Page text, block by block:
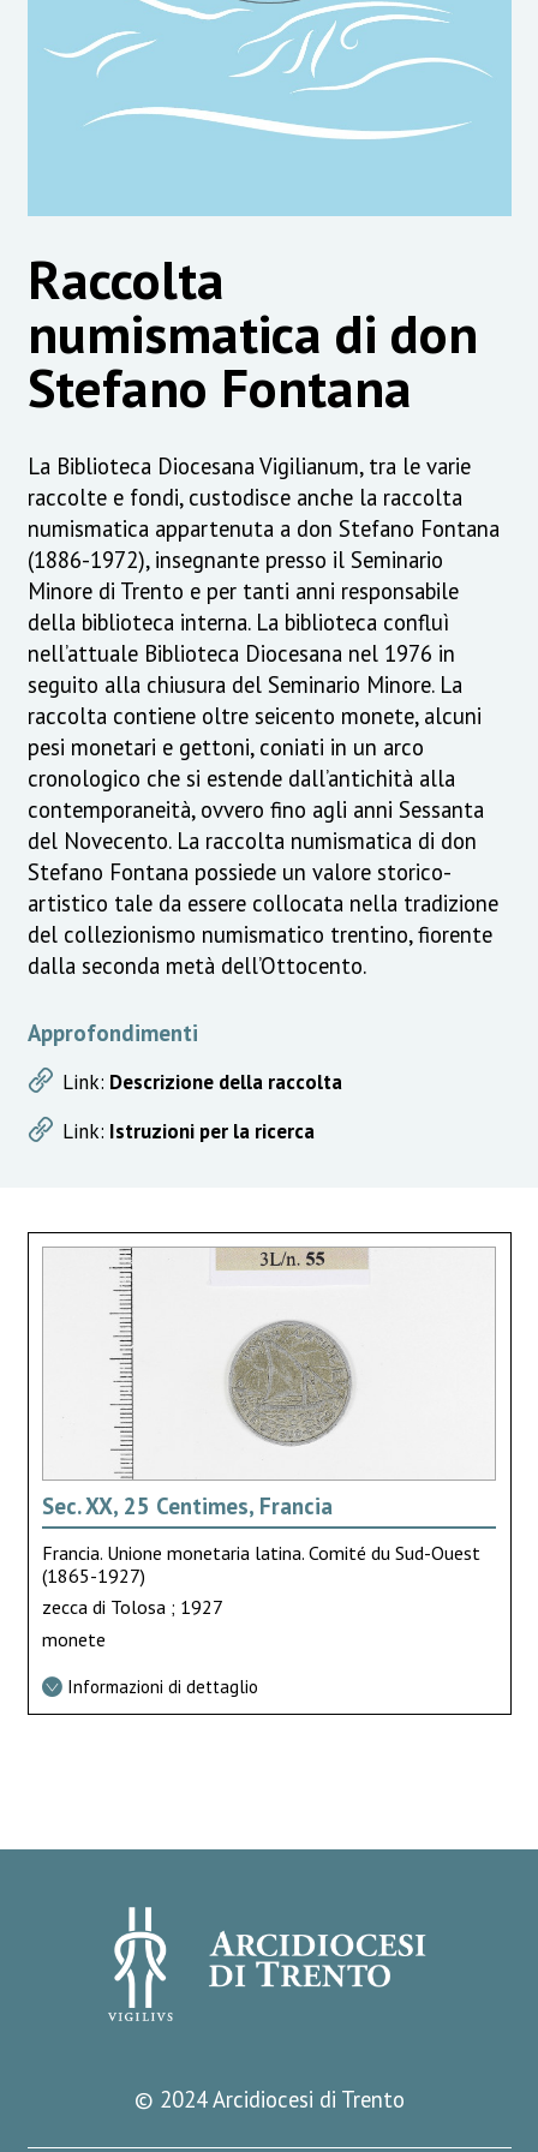
Raccolta
numismatica di don
Stefano Fontana
La Biblioteca Diocesana Vigilianum, tra le varie
raccolte e fondi, custodisce anche la raccolta
numismatica appartenuta a don Stefano Fontana
(1886-1972), insegnante presso il Seminario
Minore di Trento e per tanti anni responsabile
della biblioteca interna. La biblioteca confluì
nell’attuale Biblioteca Diocesana nel 1976 in
seguito alla chiusura del Seminario Minore. La
raccolta contiene oltre seicento monete, alcuni
pesi monetari e gettoni, coniati in un arco
cronologico che si estende dall’antichità alla
contemporaneità, ovvero fino agli anni Sessanta
del Novecento. La raccolta numismatica di don
Stefano Fontana possiede un valore storico-
artistico tale da essere collocata nella tradizione
del collezionismo numismatico trentino, fiorente
dalla seconda metà dell’Ottocento.
Approfondimenti
Link: Descrizione della raccolta
Link: Istruzioni per la ricerca
Sec. XX, 25 Centimes, Francia
Francia. Unione monetaria latina. Comité du Sud-Ouest
(1865-1927)
zecca di Tolosa ; 1927
monete
Informazioni di dettaglio
© 2024 Arcidiocesi di Trento